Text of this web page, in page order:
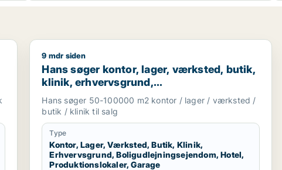
boligudlejningsejendom, hotel eller
Hans søger kontor, lager, værksted, butik, klinik,
9 mdr siden
Hans søger kontor, lager, værksted, butik,
klinik, erhvervsgrund,
boligudlejningsejendom, hotel,
produktionslokaler eller garage til salg i
Region Sjælland
Hans søger 50-100000 m2 kontor / lager / værksted /
butik / klinik til salg
Type
Kontor, Lager, Værksted, Butik, Klinik,
Erhvervsgrund, Boligudlejningsejendom, Hotel,
Produktionslokaler, Garage